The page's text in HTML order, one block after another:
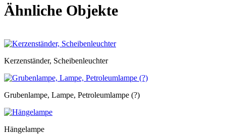
Ähnliche Objekte
Kerzenständer, Scheibenleuchter
Grubenlampe, Lampe, Petroleumlampe (?)
Hängelampe